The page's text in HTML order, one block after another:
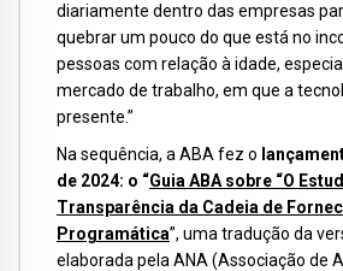
diariamente dentro das empresas
quebrar um pouco do que está no
pessoas com relação à idade,
mercado de trabalho, em que a
presente.”
Na sequência, a ABA fez o
de 2024: o “Guia ABA sobre “O
Transparência da Cadeia de
Programática”, uma tradução da
elaborada pela ANA (Associação de